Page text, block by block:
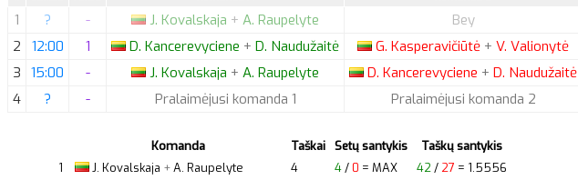
1 ? - J. Kovalskaja + A. Raupelyte
Bey
2
12:00 1 D. Kancerevyciene + D. Naudužaitė G. Kasperavičiūtė + V. Valionytė
3 15:00 - J. Kovalskaja + A. Raupelyte D. Kancerevyciene + D. Naudužaitė
4
? - Pralaimėjusi komanda 1 Pralaimėjusi komanda 2
Komanda Taškai Setų santykis
Taškų santykis
1
J. Kovalskaja +A. Raupelyte 4 4/0 = MAX 42/ 27 = 1.5556